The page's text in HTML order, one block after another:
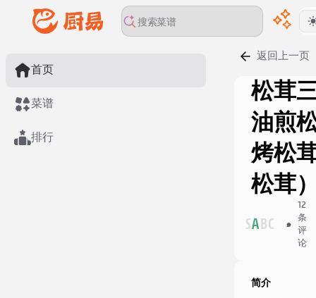
首页
菜谱
排行
返回上一页
松茸
油煎
烤松
松茸
SA BC
12
条
评
论
简介